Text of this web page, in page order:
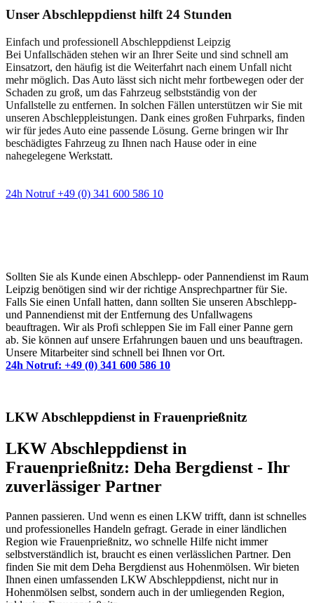
Unser Abschleppdienst hilft 24 Stunden
Einfach und professionell Abschleppdienst Leipzig
Bei Unfallschäden stehen wir an Ihrer Seite und sind schnell am
Einsatzort, den häufig ist die Weiterfahrt nach einem Unfall nicht
mehr möglich. Das Auto lässt sich nicht mehr fortbewegen oder der
Schaden zu groß, um das Fahrzeug selbstständig von der
Unfallstelle zu entfernen. In solchen Fällen unterstützen wir Sie mit
unseren Abschleppleistungen. Dank eines großen Fuhrparks, finden
wir für jedes Auto eine passende Lösung. Gerne bringen wir Ihr
beschädigtes Fahrzeug zu Ihnen nach Hause oder in eine
nahegelegene Werkstatt.
24h Notruf +49 (0) 341 600 586 10
Sollten Sie als Kunde einen Abschlepp- oder Pannendienst im Raum
Leipzig benötigen sind wir der richtige Ansprechpartner für Sie.
Falls Sie einen Unfall hatten, dann sollten Sie unseren Abschlepp-
und Pannendienst mit der Entfernung des Unfallwagens
beauftragen. Wir als Profi schleppen Sie im Fall einer Panne gern
ab. Sie können auf unsere Erfahrungen bauen und uns beauftragen.
Unsere Mitarbeiter sind schnell bei Ihnen vor Ort.
24h Notruf: +49 (0) 341 600 586 10
LKW Abschleppdienst in Frauenprießnitz
LKW Abschleppdienst in
Frauenprießnitz: Deha Bergdienst - Ihr
zuverlässiger Partner
Pannen passieren. Und wenn es einen LKW trifft, dann ist schnelles
und professionelles Handeln gefragt. Gerade in einer ländlichen
Region wie Frauenprießnitz, wo schnelle Hilfe nicht immer
selbstverständlich ist, braucht es einen verlässlichen Partner. Den
finden Sie mit dem Deha Bergdienst aus Hohenmölsen. Wir bieten
Ihnen einen umfassenden LKW Abschleppdienst, nicht nur in
Hohenmölsen selbst, sondern auch in der umliegenden Region,